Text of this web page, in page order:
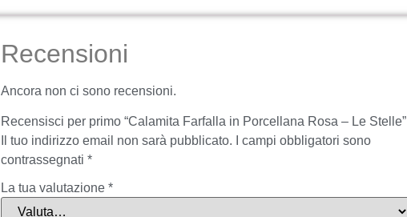
Recensioni
Ancora non ci sono recensioni.
Recensisci per primo “Calamita Farfalla in Porcellana Rosa – Le Stelle”
Il tuo indirizzo email non sarà pubblicato.
I campi obbligatori sono
contrassegnati *
La tua valutazione *